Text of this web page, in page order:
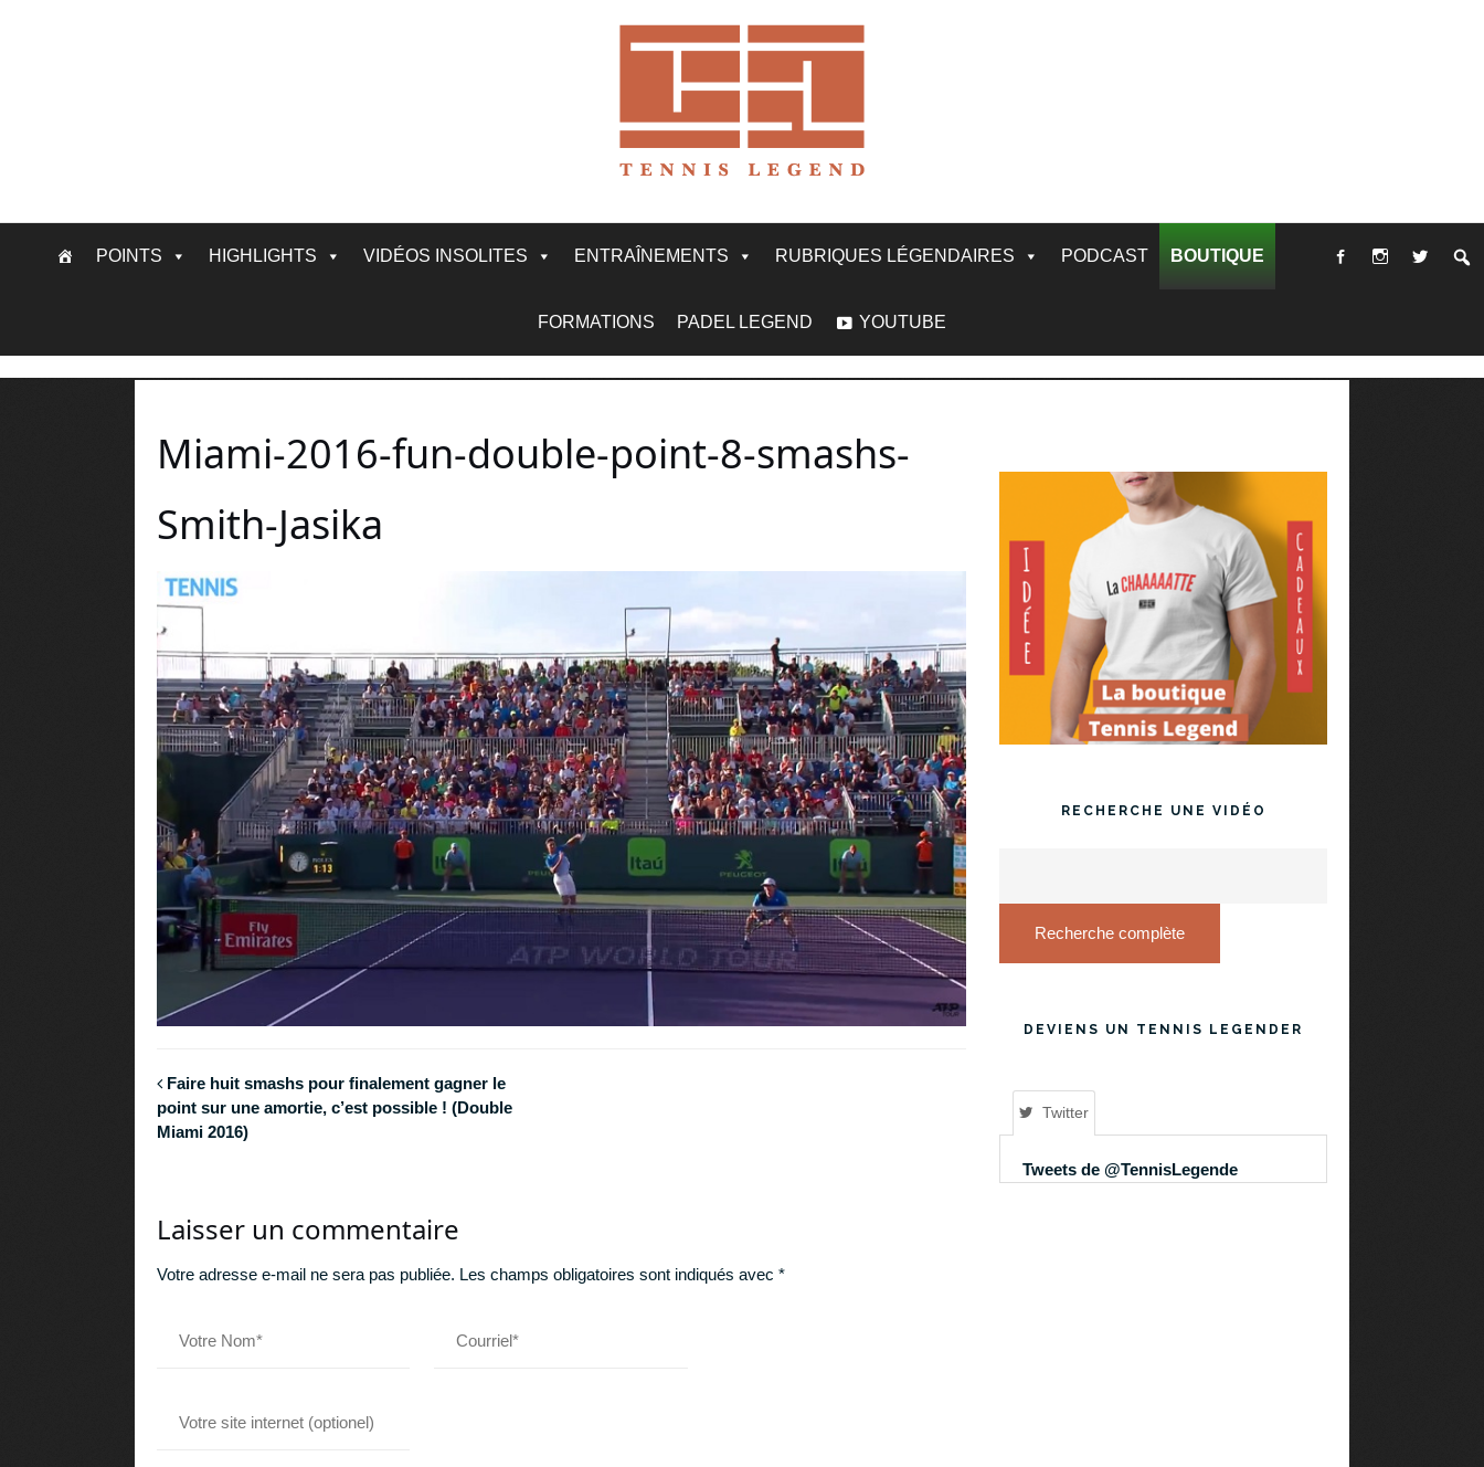
POINTS HIGHLIGHTS VIDÉOS INSOLITES ENTRAÎNEMENTS RUBRIQUES LÉGENDAIRES PODCAST BOUTIQUE
FORMATIONS PADEL LEGEND YOUTUBE
Miami-2016-fun-double-point-8-smashs-
Smith-Jasika
Faire huit smashs pour finalement gagner le
point sur une amortie, c’est possible ! (Double
Miami 2016)
Laisser un commentaire
Votre adresse e-mail ne sera pas publiée. Les champs obligatoires sont indiqués avec *
RECHERCHE UNE VIDÉO
Recherche complète
DEVIENS UN TENNIS LEGENDER
Twitter
Tweets de @TennisLegende